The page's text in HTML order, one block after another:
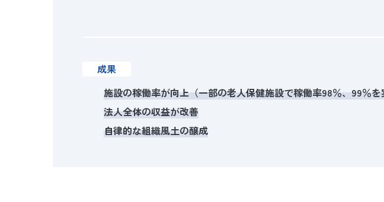
成果
施設の稼働率が向上（一部の老人保健施設で稼働率98％、99％を
法人全体の収益が改善
自律的な組織風土の醸成